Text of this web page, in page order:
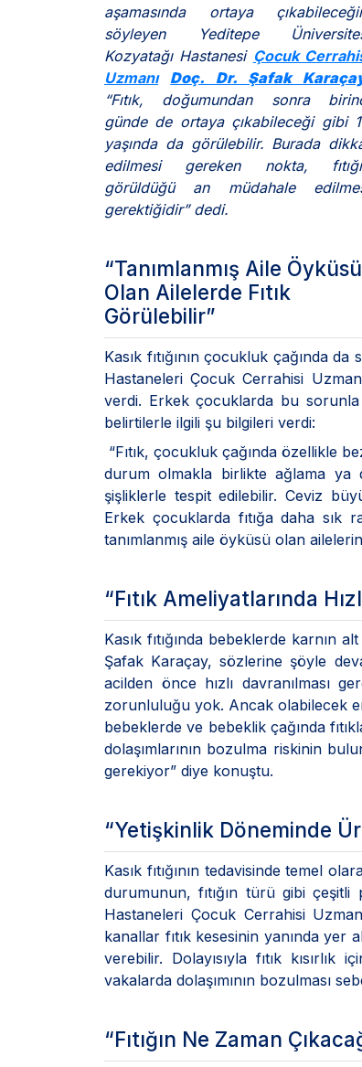
aşamasında ortaya
söyleyen Yeditepe
Kozyatağı Hastanesi Çocuk
Uzmanı
Doç. Dr. Şafak
“Fıtık, doğumundan sonra
günde de ortaya çıkabileceği gibi
yaşında da görülebilir. Burada
edilmesi gereken nokta,
görüldüğü an müdahale
gerektiğidir” dedi.
“Tanımlanmış Aile Öyküsü
Olan Ailelerde Fıtık
Görülebilir”
Kasık fıtığının çocukluk çağında
Hastaneleri Çocuk Cerrahisi
verdi. Erkek çocuklarda bu sorunla
belirtilerle ilgili şu bilgileri verdi:
“Fıtık, çocukluk çağında özellikle
durum olmakla birlikte ağlama ya
şişliklerle tespit edilebilir. Ceviz
Erkek çocuklarda fıtığa daha sık
tanımlanmış aile öyküsü olan
“Fıtık Ameliyatlarında
Kasık fıtığında bebeklerde
Şafak Karaçay, sözlerine şöyle
acilden önce hızlı davranılması
zorunluluğu yok. Ancak olabilecek
bebeklerde ve bebeklik çağında
dolaşımlarının bozulma riskinin
gerekiyor” diye konuştu.
“Yetişkinlik Döneminde
Kasık fıtığının tedavisinde temel
durumunun, fıtığın türü gibi
Hastaneleri Çocuk Cerrahisi
kanallar fıtık kesesinin yanında yer
verebilir. Dolayısıyla fıtık
vakalarda dolaşımının bozulması
“Fıtığın Ne Zaman